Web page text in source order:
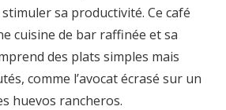
sa productivité. Ce café
cuisine de bar raffinée et sa
des plats simples mais
comme l’avocat écrasé sur un
huevos rancheros.